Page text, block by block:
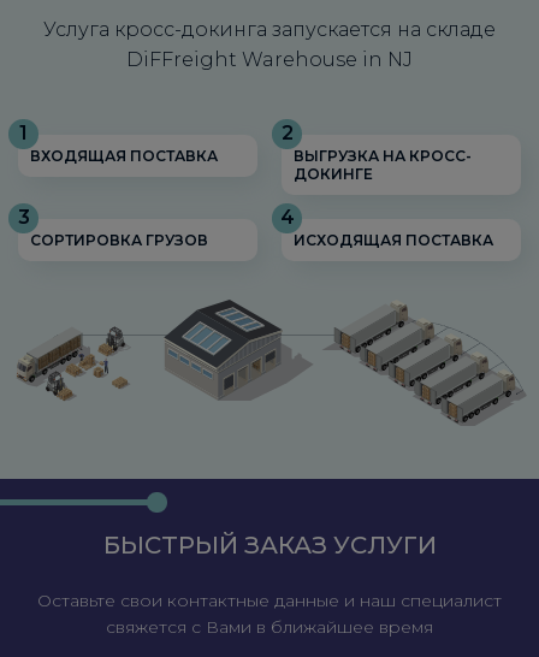
Услуга кросс-докинга запускается на складе
DiFFreight Warehouse in NJ
1
ВХОДЯЩАЯ ПОСТАВКА
2
ВЫГРУЗКА НА КРОСС-
ДОКИНГЕ
3
СОРТИРОВКА ГРУЗОВ
4
ИСХОДЯЩАЯ ПОСТАВКА
БЫСТРЫЙ ЗАКАЗ УСЛУГИ
Оставьте свои контактные данные и наш специалист
свяжется с Вами в ближайшее время